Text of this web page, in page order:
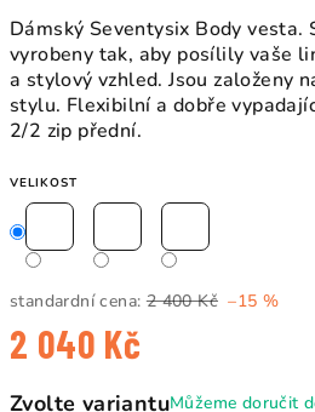
Dámský Seventysix Body vesta.
vyrobeny tak, aby posílily vaše
a stylový vzhled. Jsou založeny
stylu. Flexibilní a dobře
2/2 zip přední.
VELIKOST
standardní cena: 2 400 Kč –15 %
2 040 Kč
cena:
Zvolte variantuMůžeme doručit